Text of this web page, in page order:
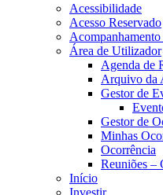
Acessibilidade
Acesso Reservado
Área de Utilizador
Agenda de
Arquivo da
Gestor de
Gestor de
Minhas
Ocorrência
Reuniões –
Início
Investir